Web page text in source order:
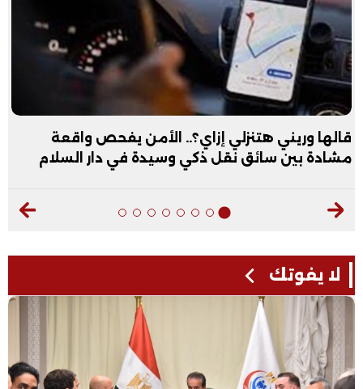
عبد الله الأول علمي علوم: نفسي أكون طبيب عظام|
فيديو
لا يفوتك